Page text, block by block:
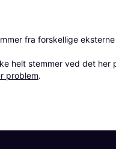
fra forskellige
helt stemmer ved det her
problem.